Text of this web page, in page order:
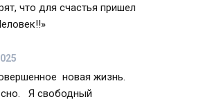
что для счастья пришел
новая жизнь.
Я свободный